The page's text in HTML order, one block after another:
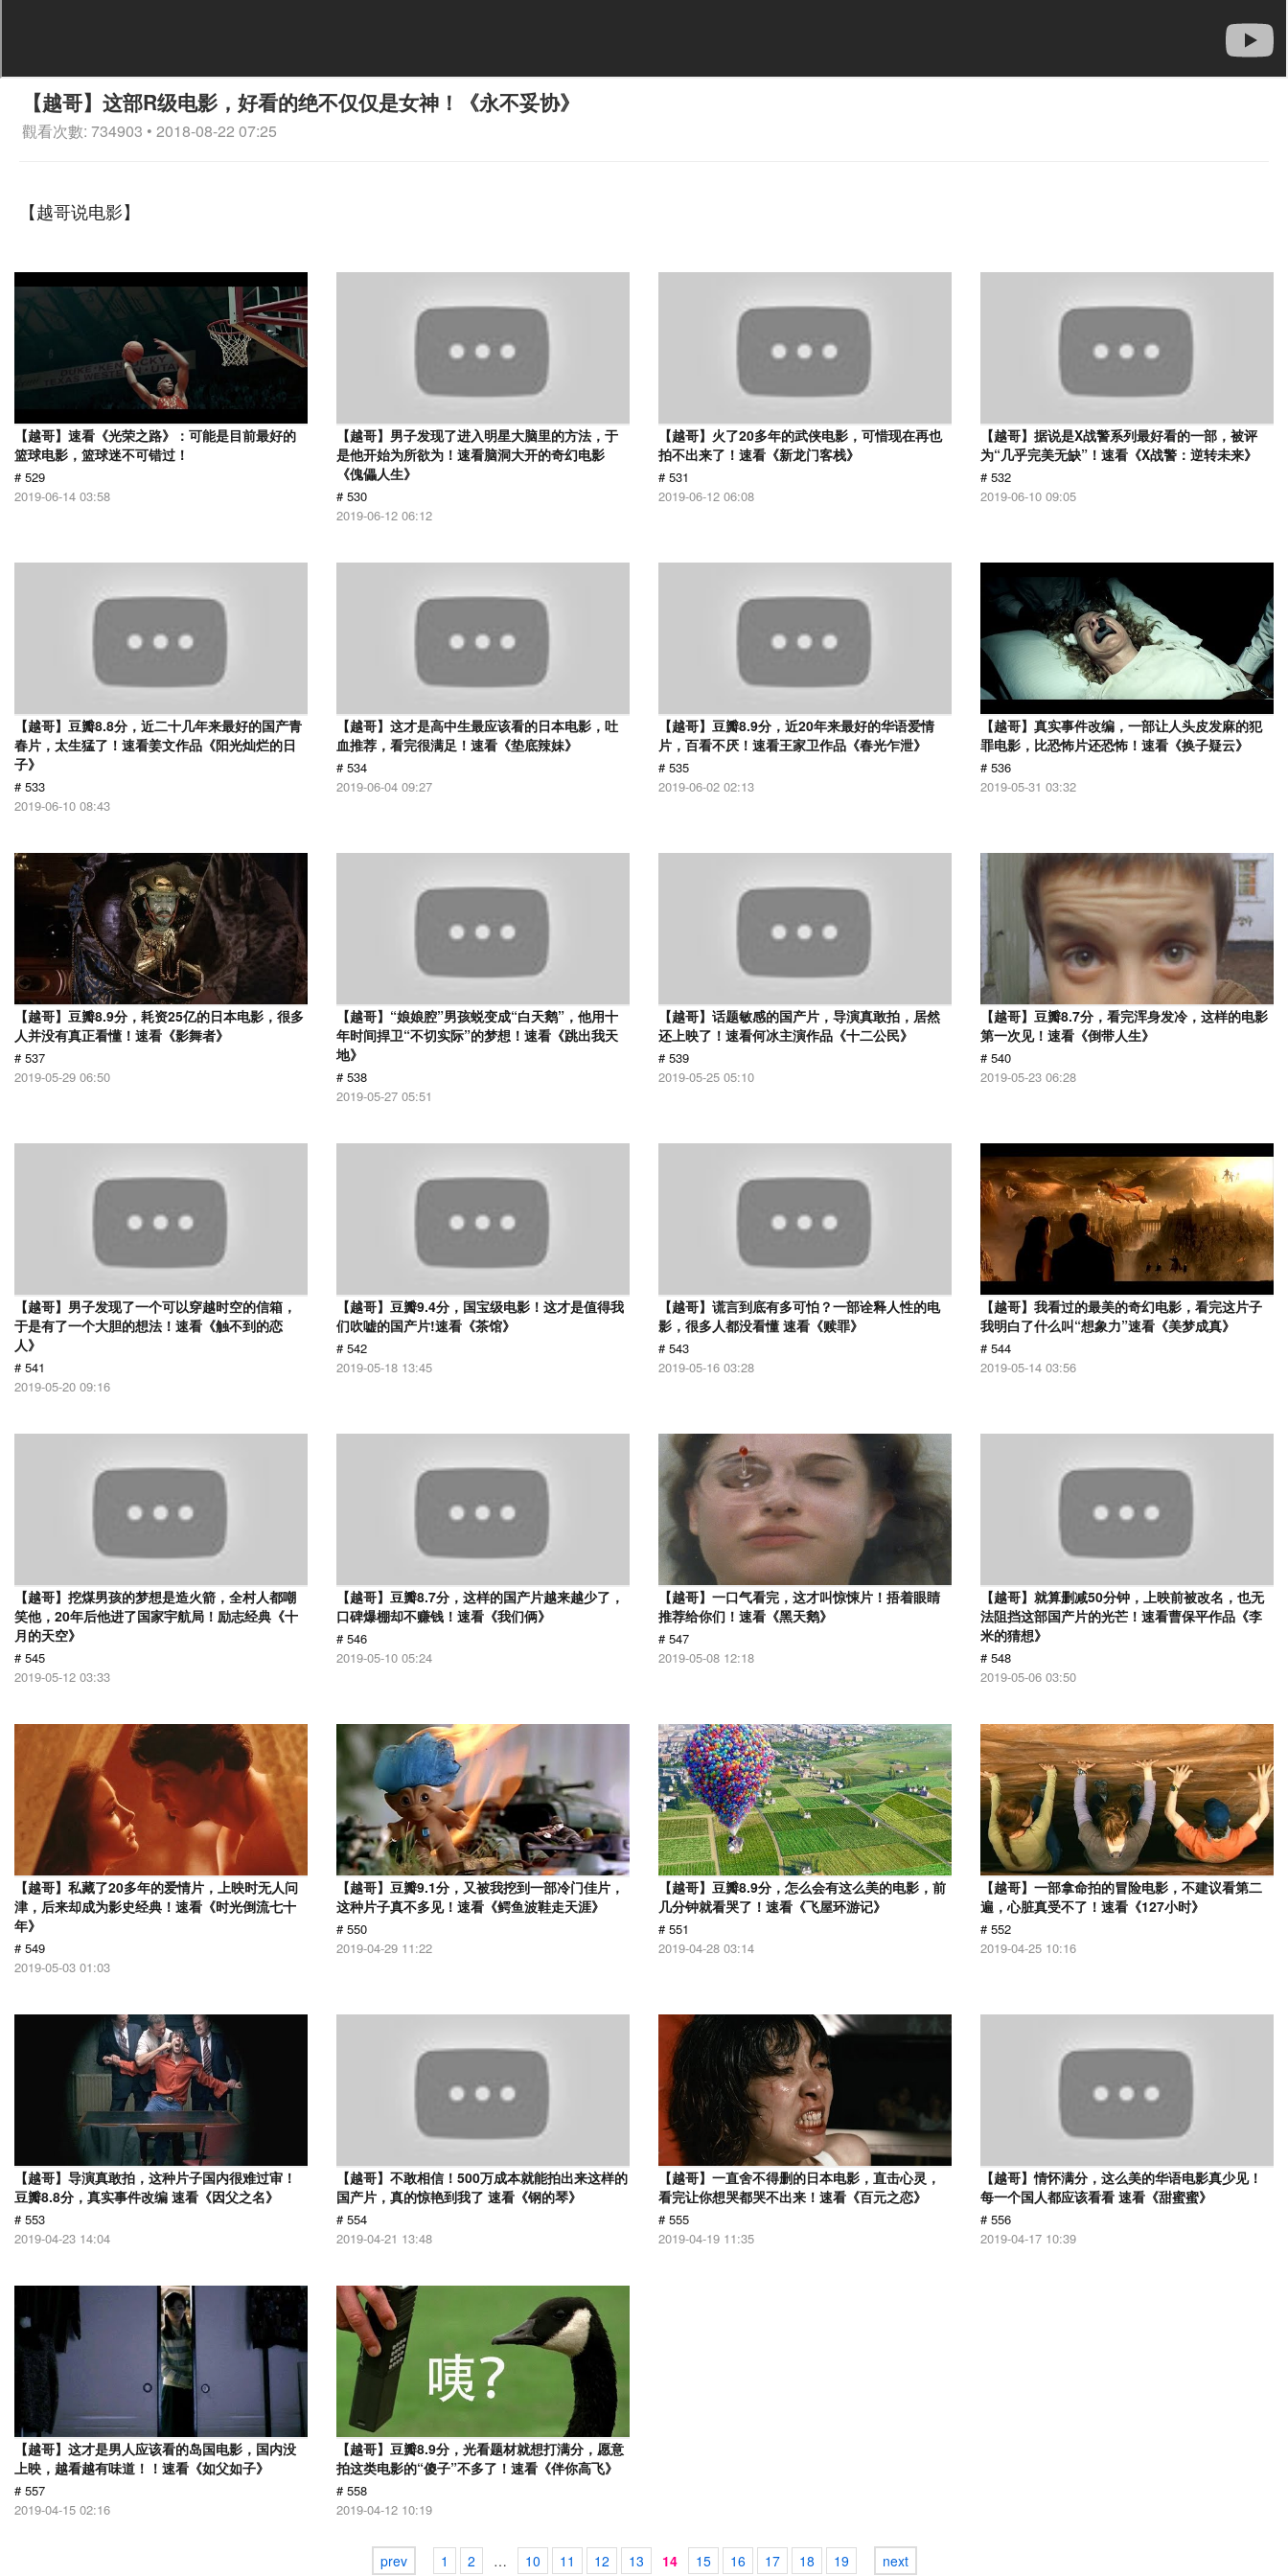
【越哥】这部R级电影，好看的绝不仅仅是女神！《永不妥协》
觀看次數: 734903 • 2018-08-22 07:25
【越哥说电影】
【越哥】速看《光荣之路》：可能是目前最好的
篮球电影，篮球迷不可错过！
# 529
2019-06-14 03:58
【越哥】男子发现了进入明星大脑里的方法，于
是他开始为所欲为！速看脑洞大开的奇幻电影
《傀儡人生》
# 530
2019-06-12 06:12
【越哥】火了20多年的武侠电影，可惜现在再也
拍不出来了！速看《新龙门客栈》
# 531
2019-06-12 06:08
【越哥】据说是X战警系列最好看的一部，被评
为“几乎完美无缺”！速看《X战警：逆转未来》
# 532
2019-06-10 09:05
【越哥】豆瓣8.8分，近二十几年来最好的国产青
春片，太生猛了！速看姜文作品《阳光灿烂的日
子》
# 533
2019-06-10 08:43
【越哥】这才是高中生最应该看的日本电影，吐
血推荐，看完很满足！速看《垫底辣妹》
# 534
2019-06-04 09:27
【越哥】豆瓣8.9分，近20年来最好的华语爱情
片，百看不厌！速看王家卫作品《春光乍泄》
# 535
2019-06-02 02:13
【越哥】真实事件改编，一部让人头皮发麻的犯
罪电影，比恐怖片还恐怖！速看《换子疑云》
# 536
2019-05-31 03:32
【越哥】豆瓣8.9分，耗资25亿的日本电影，很多
人并没有真正看懂！速看《影舞者》
# 537
2019-05-29 06:50
【越哥】“娘娘腔”男孩蜕变成“白天鹅”，他用十
年时间捍卫“不切实际”的梦想！速看《跳出我天
地》
# 538
2019-05-27 05:51
【越哥】话题敏感的国产片，导演真敢拍，居然
还上映了！速看何冰主演作品《十二公民》
# 539
2019-05-25 05:10
【越哥】豆瓣8.7分，看完浑身发冷，这样的电影
第一次见！速看《倒带人生》
# 540
2019-05-23 06:28
【越哥】男子发现了一个可以穿越时空的信箱，
于是有了一个大胆的想法！速看《触不到的恋
人》
# 541
2019-05-20 09:16
【越哥】豆瓣9.4分，国宝级电影！这才是值得我
们吹嘘的国产片!速看《茶馆》
# 542
2019-05-18 13:45
【越哥】谎言到底有多可怕？一部诠释人性的电
影，很多人都没看懂 速看《赎罪》
# 543
2019-05-16 03:28
【越哥】我看过的最美的奇幻电影，看完这片子
我明白了什么叫“想象力”速看《美梦成真》
# 544
2019-05-14 03:56
【越哥】挖煤男孩的梦想是造火箭，全村人都嘲
笑他，20年后他进了国家宇航局！励志经典《十
月的天空》
# 545
2019-05-12 03:33
【越哥】豆瓣8.7分，这样的国产片越来越少了，
口碑爆棚却不赚钱！速看《我们俩》
# 546
2019-05-10 05:24
【越哥】一口气看完，这才叫惊悚片！捂着眼睛
推荐给你们！速看《黑天鹅》
# 547
2019-05-08 12:18
【越哥】就算删减50分钟，上映前被改名，也无
法阻挡这部国产片的光芒！速看曹保平作品《李
米的猜想》
# 548
2019-05-06 03:50
【越哥】私藏了20多年的爱情片，上映时无人问
津，后来却成为影史经典！速看《时光倒流七十
年》
# 549
2019-05-03 01:03
【越哥】豆瓣9.1分，又被我挖到一部冷门佳片，
这种片子真不多见！速看《鳄鱼波鞋走天涯》
# 550
2019-04-29 11:22
【越哥】豆瓣8.9分，怎么会有这么美的电影，前
几分钟就看哭了！速看《飞屋环游记》
# 551
2019-04-28 03:14
【越哥】一部拿命拍的冒险电影，不建议看第二
遍，心脏真受不了！速看《127小时》
# 552
2019-04-25 10:16
【越哥】导演真敢拍，这种片子国内很难过审！
豆瓣8.8分，真实事件改编 速看《因父之名》
# 553
2019-04-23 14:04
【越哥】不敢相信！500万成本就能拍出来这样的
国产片，真的惊艳到我了 速看《钢的琴》
# 554
2019-04-21 13:48
【越哥】一直舍不得删的日本电影，直击心灵，
看完让你想哭都哭不出来！速看《百元之恋》
# 555
2019-04-19 11:35
【越哥】情怀满分，这么美的华语电影真少见！
每一个国人都应该看看 速看《甜蜜蜜》
# 556
2019-04-17 10:39
【越哥】这才是男人应该看的岛国电影，国内没
上映，越看越有味道！！速看《如父如子》
# 557
2019-04-15 02:16
【越哥】豆瓣8.9分，光看题材就想打满分，愿意
拍这类电影的“傻子”不多了！速看《伴你高飞》
# 558
2019-04-12 10:19
prev 1 2 … 10 11 12 13 14 15 16 17 18 19 next